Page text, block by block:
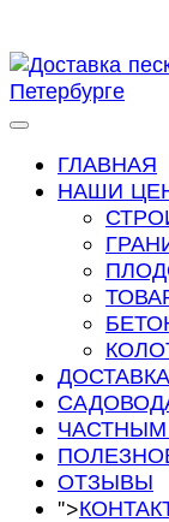
ГЛАВНАЯ
НАШИ
ДОСТАВКА
ОТЗЫВЫ
">